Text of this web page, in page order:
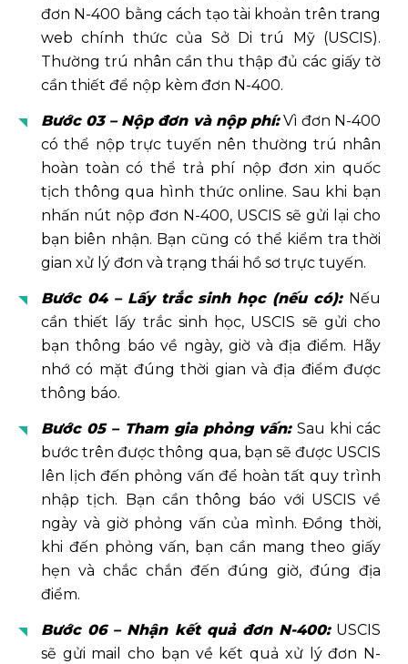
đơn N-400 bằng cách tạo tài khoản trên trang
web chính thức của Sở Di trú Mỹ (USCIS).
Thường trú nhân cần thu thập đủ các giấy tờ
cần thiết để nộp kèm đơn N-400.
Bước 03 – Nộp đơn và nộp phí:Vì đơn N-400
có thể nộp trực tuyến nên thường trú nhân
hoàn toàn có thể trả phí nộp đơn xin quốc
tịch thông qua hình thức online. Sau khi bạn
nhấn nút nộp đơn N-400, USCIS sẽ gửi lại cho
bạn biên nhận. Bạn cũng có thể kiểm tra thời
gian xử lý đơn và trạng thái hồ sơ trực tuyến.
Bước 04 – Lấy trắc sinh học (nếu có): Nếu
cần thiết lấy trắc sinh học, USCIS sẽ gửi cho
bạn thông báo về ngày, giờ và địa điểm. Hãy
nhớ có mặt đúng thời gian và địa điểm được
thông báo.
Bước 05 – Tham gia phỏng vấn:Sau khi các
bước trên được thông qua, bạn sẽ được USCIS
lên lịch đến phỏng vấn để hoàn tất quy trình
nhập tịch. Bạn cần thông báo với USCIS về
ngày và giờ phỏng vấn của mình. Đồng thời,
khi đến phỏng vấn, bạn cần mang theo giấy
hẹn và chắc chắn đến đúng giờ, đúng địa
điểm.
Bước 06 – Nhận kết quả đơn N-400:USCIS
sẽ gửi mail cho bạn về kết quả xử lý đơn N-